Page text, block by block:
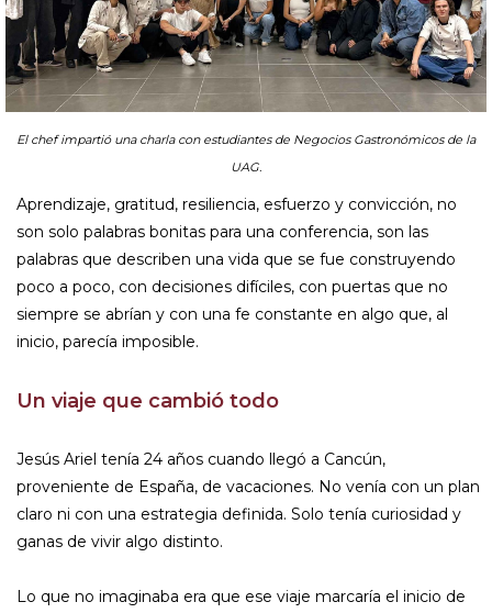
El chef impartió una charla con estudiantes de Negocios Gastronómicos de la
UAG.
Aprendizaje, gratitud, resiliencia, esfuerzo y convicción, no
son solo palabras bonitas para una conferencia, son las
palabras que describen una vida que se fue construyendo
poco a poco, con decisiones difíciles, con puertas que no
siempre se abrían y con una fe constante en algo que, al
inicio, parecía imposible.
Un viaje que cambió todo
Jesús Ariel tenía 24 años cuando llegó a Cancún,
proveniente de España, de vacaciones. No venía con un plan
claro ni con una estrategia definida. Solo tenía curiosidad y
ganas de vivir algo distinto.
Lo que no imaginaba era que ese viaje marcaría el inicio de